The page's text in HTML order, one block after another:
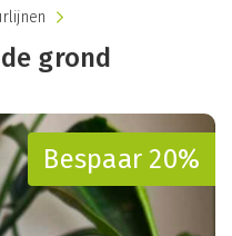
grond
Bespaar 20%